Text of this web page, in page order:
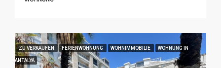
ZU VERKAUFEN FERIENWOHNUNG WOHNIMMOBILIE WOHNUNG IN
ANTALYA